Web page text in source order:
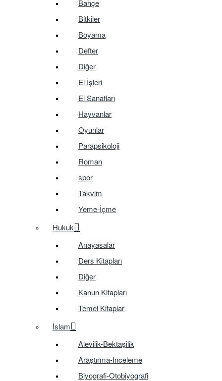
Bahçe
Bitkiler
Boyama
Defter
Diğer
El İşleri
El Sanatları
Hayvanlar
Oyunlar
Parapsikoloji
Roman
spor
Takvim
Yeme-İçme
Hukuk
Anayasalar
Ders Kitapları
Diğer
Kanun Kitapları
Temel Kitaplar
İslam
Alevilik-Bektaşilik
Araştırma-Inceleme
Biyografi-Otobiyografi